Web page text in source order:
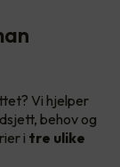
Vi hjelper
behov og
i tre ulike